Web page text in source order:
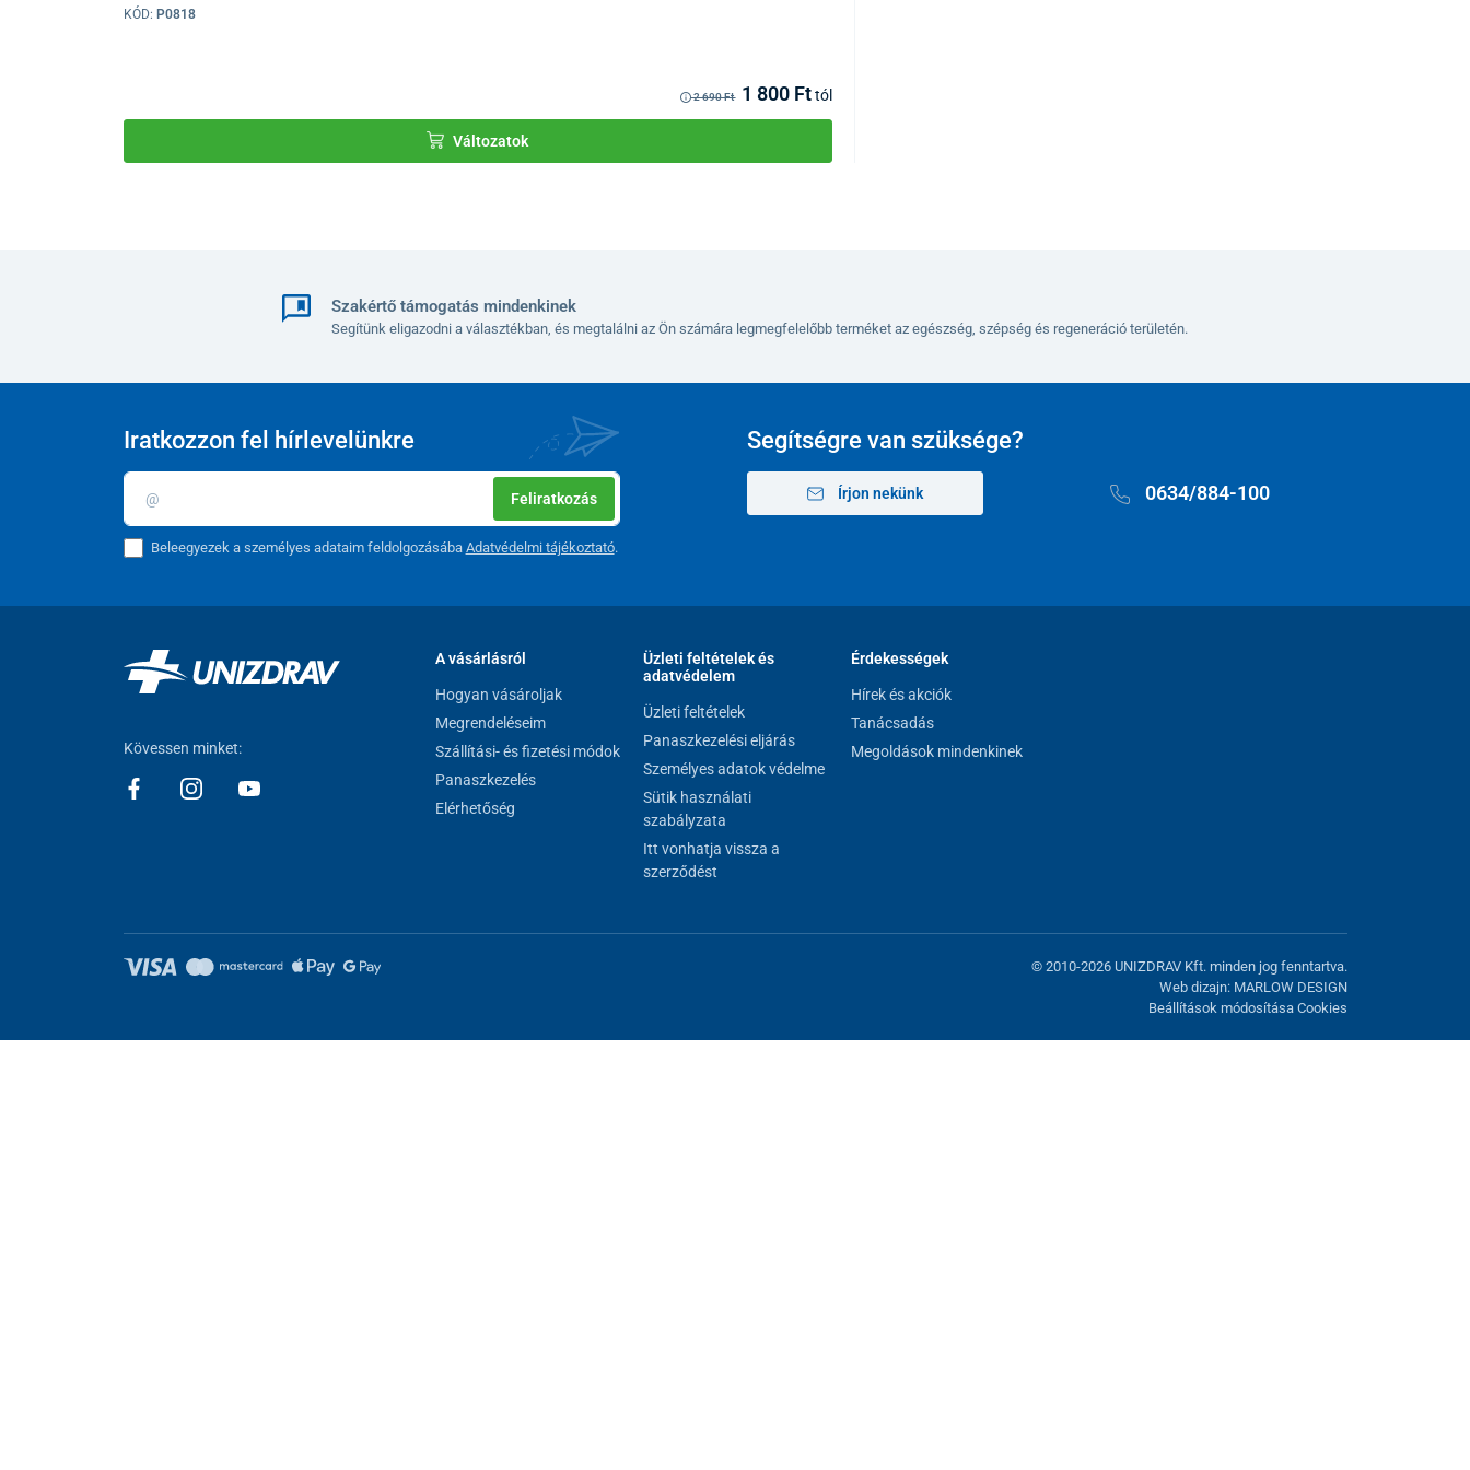
KÓD: P0818
2 690 Ft 1 800 Ft tól
Változatok
Szakértő támogatás mindenkinek
Segítünk eligazodni a választékban, és megtalálni az Ön számára legmegfelelőbb terméket az egészség, szépség és regeneráció területén.
Segítségre van szüksége?
Írjon nekünk 0634/884-100
Iratkozzon fel hírlevelünkre
Feliratkozás
Beleegyezek a személyes adataim feldolgozásába Adatvédelmi tájékoztató.
Kövessen minket:
A vásárlásról
Hogyan vásároljak
Megrendeléseim
Szállítási- és fizetési módok
Panaszkezelés
Elérhetőség
Üzleti feltételek és
adatvédelem
Üzleti feltételek
Panaszkezelési eljárás
Személyes adatok védelme
Sütik használati
szabályzata
Itt vonhatja vissza a
szerződést
Érdekességek
Hírek és akciók
Tanácsadás
Megoldások mindenkinek
© 2010-2026 UNIZDRAV Kft. minden jog fenntartva.
Web dizajn: MARLOW DESIGN
Beállítások módosítása Cookies